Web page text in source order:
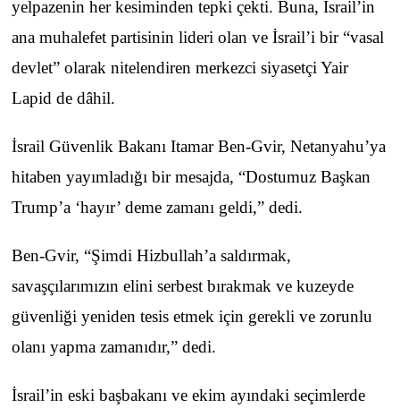
yelpazenin her kesiminden tepki çekti. Buna, İsrail’in
ana muhalefet partisinin lideri olan ve İsrail’i bir “vasal
devlet” olarak nitelendiren merkezci siyasetçi Yair
Lapid de dâhil.
İsrail Güvenlik Bakanı Itamar Ben-Gvir, Netanyahu’ya
hitaben yayımladığı bir mesajda, “Dostumuz Başkan
Trump’a ‘hayır’ deme zamanı geldi,” dedi.
Ben-Gvir, “Şimdi Hizbullah’a saldırmak,
savaşçılarımızın elini serbest bırakmak ve kuzeyde
güvenliği yeniden tesis etmek için gerekli ve zorunlu
olanı yapma zamanıdır,” dedi.
İsrail’in eski başbakanı ve ekim ayındaki seçimlerde